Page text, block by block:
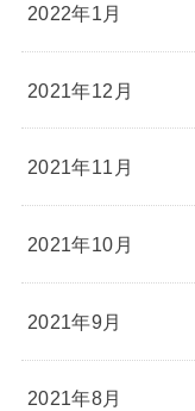
2022年1月
2021年12月
2021年11月
2021年10月
2021年9月
2021年8月